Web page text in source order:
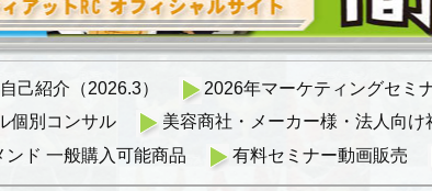
自己紹介（2026.3） 2026年マーケティングセミ
個別コンサル
美容商社・メーカー様・法人向け
ンド 一般購入可能商品
有料セミナー動画販売